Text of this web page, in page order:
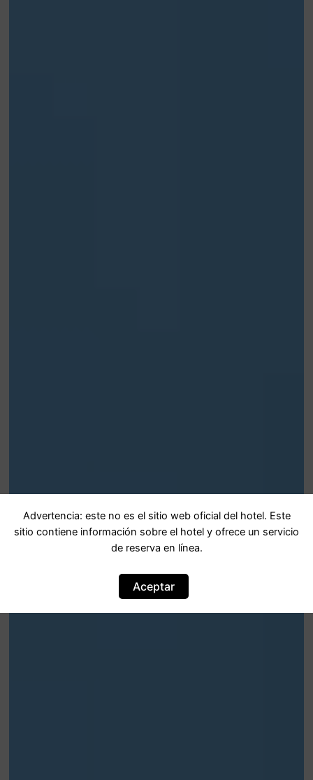
Advertencia: este no es el sitio web oficial del hotel. Este
sitio contiene información sobre el hotel y ofrece un servicio
de reserva en línea.
Aceptar